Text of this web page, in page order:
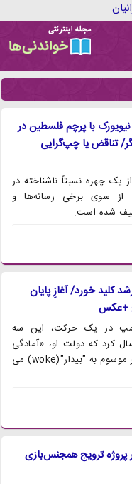
با پرچم فلسطین در
تناقض یا چپ‌گرایی
یک چهره نسبتاً ناشناخته در
از سوی برخی رسانه‌ها و
شده است.
کلید خورد/ آغازِ پایان
+عکس
در یک حرکت، این سه
کرد که دولت او، «آمادگی
جنگی» را بر آن‌چه او به عنوان ابتکارات تکثّر موسوم به "بیدار"(woke) می
در پروژه ترویج همجنس‌بازی